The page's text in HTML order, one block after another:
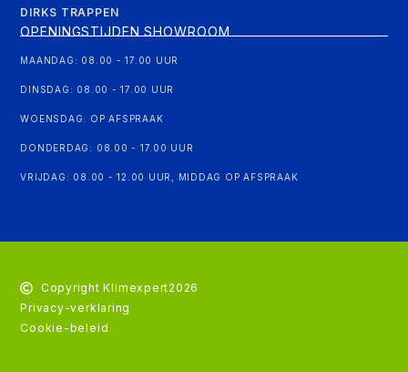
DIRKS TRAPPEN
OPENINGSTIJDEN SHOWROOM
MAANDAG: 08.00 - 17.00 UUR
DINSDAG: 08.00 - 17.00 UUR
WOENSDAG: OP AFSPRAAK
DONDERDAG: 08.00 - 17.00 UUR
VRIJDAG: 08.00 - 12.00 UUR, MIDDAG OP AFSPRAAK
Copyright Klimexpert2026
Privacy-verklaring
Cookie-beleid